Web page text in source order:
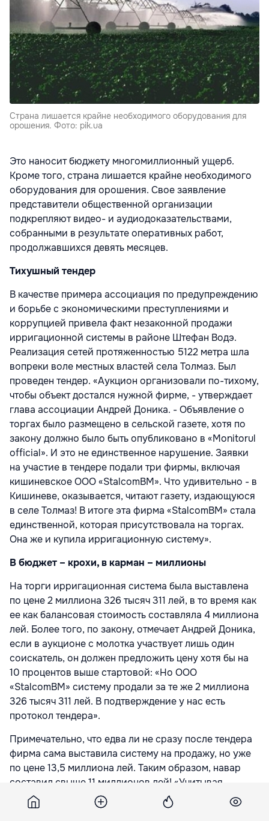
Страна лишается крайне необходимого оборудования для
орошения. Фото: pik.ua
Это наносит бюджету многомиллионный ущерб.
Кроме того, страна лишается крайне необходимого
оборудования для орошения. Свое заявление
представители общественной организации
подкрепляют видео- и аудиодоказательствами,
собранными в результате оперативных работ,
продолжавшихся девять месяцев.
Тихушный тендер
В качестве примера ассоциация по предупреждению
и борьбе с экономическими преступлениями и
коррупцией привела факт незаконной продажи
ирригационной системы в районе Штефан Водэ.
Реализация сетей протяженностью 5122 метра шла
вопреки воле местных властей села Толмаз. Был
проведен тендер. «Аукцион организовали по-тихому,
чтобы объект достался нужной фирме, - утверждает
глава ассоциации Андрей Доника. - Объявление о
торгах было размещено в сельской газете, хотя по
закону должно было быть опубликовано в «Monitorul
official». И это не единственное нарушение. Заявки
на участие в тендере подали три фирмы, включая
кишиневское ООО «StalcomBM». Что удивительно - в
Кишиневе, оказывается, читают газету, издающуюся
в селе Толмаз! В итоге эта фирма «StalcomBM» стала
единственной, которая присутствовала на торгах.
Она же и купила ирригационную систему».
В бюджет – крохи, в карман – миллионы
На торги ирригационная система была выставлена
по цене 2 миллиона 326 тысяч 311 лей, в то время как
ее как балансовая стоимость составляла 4 миллиона
лей. Более того, по закону, отмечает Андрей Доника,
если в аукционе с молотка участвует лишь один
соискатель, он должен предложить цену хотя бы на
10 процентов выше стартовой: «Но ООО
«StalcomBM» систему продали за те же 2 миллиона
326 тысяч 311 лей. В подтверждение у нас есть
протокол тендера».
Примечательно, что едва ли не сразу после тендера
фирма сама выставила систему на продажу, но уже
по цене 13,5 миллиона лей. Таким образом, навар
составил свыше 11 миллионов лей! «Учитывая
недавнее интервью лидера ЛП Михая Гимпу, в
котором он говорил, что в Молдове размер отката